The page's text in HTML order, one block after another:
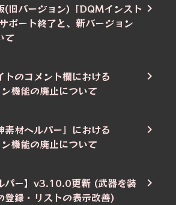
(旧バージョン)「DQMインスト
ポート終了と、新バージョン
て
トのコメント欄における
機能の廃止について
素材ヘルパー」における
機能の廃止について
パー】v3.10.0更新 (武器を装
登録・リストの表示改善)